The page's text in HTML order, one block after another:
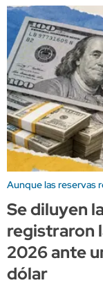
Aunque las reservas
Se diluyen
registraron
2026 ante
dólar